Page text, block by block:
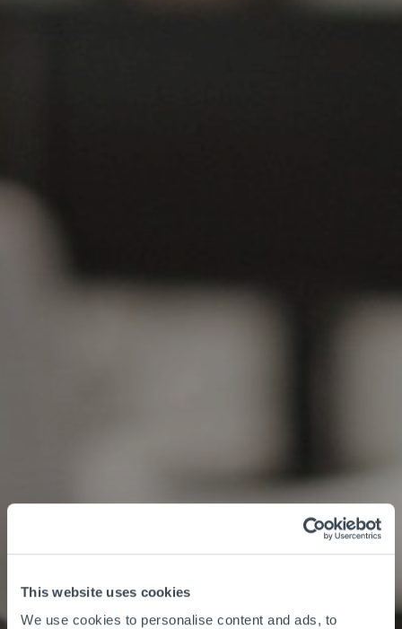
This website uses cookies
We use cookies to personalise content and ads, to